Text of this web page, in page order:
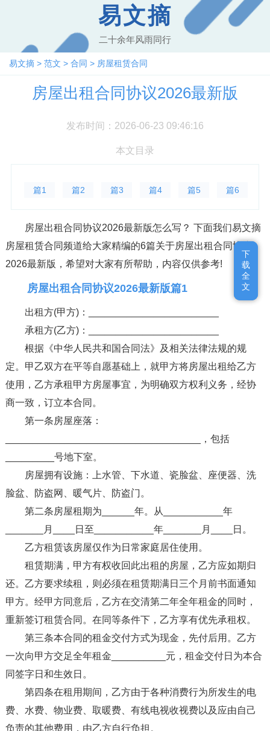
易文摘
二十余年风雨同行
易文摘 > 范文 > 合同 > 房屋租赁合同
房屋出租合同协议2026最新版
发布时间：2026-06-23 09:46:16
本文目录
篇1 篇2 篇3 篇4 篇5 篇6
房屋出租合同协议2026最新版怎么写？ 下面我们易文摘
房屋租赁合同频道给大家精编的6篇关于房屋出租合同协议
2026最新版，希望对大家有所帮助，内容仅供参考!
房屋出租合同协议2026最新版篇1
出租方(甲方)：________________________
承租方(乙方)：________________________
根据《中华人民共和国合同法》及相关法律法规的规
定。甲乙双方在平等自愿基础上，就甲方将房屋出租给乙方
使用，乙方承租甲方房屋事宜，为明确双方权利义务，经协
商一致，订立本合同。
第一条房屋座落：
____________________________________，包括
_________号地下室。
房屋拥有设施：上水管、下水道、瓷脸盆、座便器、洗
脸盆、防盗网、暖气片、防盗门。
第二条房屋租期为______年。从___________年
_______月____日至___________年_______月____日。
乙方租赁该房屋仅作为日常家庭居住使用。
租赁期满，甲方有权收回此出租的房屋，乙方应如期归
还。乙方要求续租，则必须在租赁期满日三个月前书面通知
甲方。经甲方同意后，乙方在交清第二年全年租金的同时，
重新签订租赁合同。在同等条件下，乙方享有优先承租权。
第三条本合同的租金交付方式为现金，先付后用。乙方
一次向甲方交足全年租金__________元，租金交付日为本合
同签字日和生效日。
第四条在租用期间，乙方由于各种消费行为所发生的电
费、水费、物业费、取暖费、有线电视收视费以及应由自己
负责的其他费用，由乙方自行负担。
下
载
全
文
下
载
全
文